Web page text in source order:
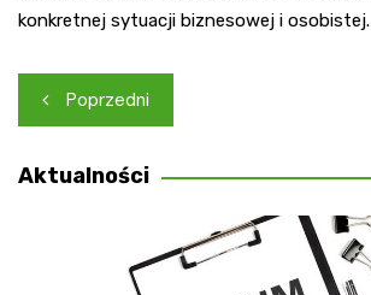
konkretnej sytuacji biznesowej i osobistej.
Nawigacja
wpisu
Poprzedni
Aktualności